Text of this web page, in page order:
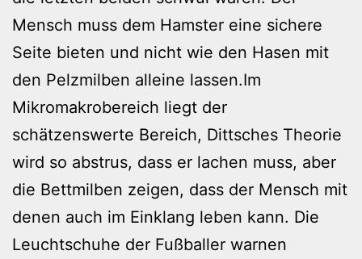
Mensch muss dem Hamster eine sichere
Seite bieten und nicht wie den Hasen mit
den Pelzmilben alleine lassen.Im
Mikromakrobereich liegt der
schätzenswerte Bereich, Dittsches Theorie
wird so abstrus, dass er lachen muss, aber
die Bettmilben zeigen, dass der Mensch mit
denen auch im Einklang leben kann. Die
Leuchtschuhe der Fußballer warnen